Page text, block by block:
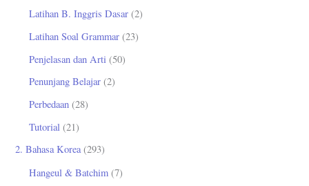
Latihan B. Inggris Dasar (2)
Latihan Soal Grammar (23)
Penjelasan dan Arti (50)
Penunjang Belajar (2)
Perbedaan (28)
Tutorial (21)
2. Bahasa Korea(293)
Hangeul & Batchim (7)